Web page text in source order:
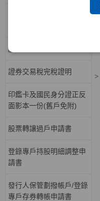
>
股票
證券交易稅完稅證明
印鑑卡及國民身分證正反
面影本一份(舊戶免附)
股票轉讓過戶申請書
登錄專戶持股明細調整申
請書
發行人保管劃撥帳戶/登錄
專戶存券轉帳申請書